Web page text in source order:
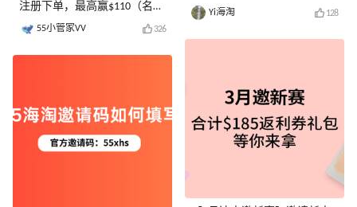
注册下单，最高赢$110（名单
已公布）
55小管家VV 326
Yi海淘 128